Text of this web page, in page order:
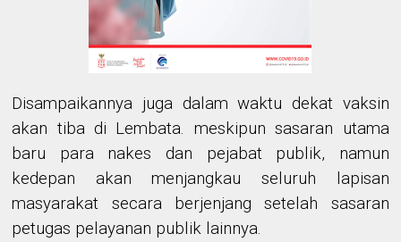
Disampaikannya juga dalam waktu dekat vaksin
akan tiba di Lembata. meskipun sasaran utama
baru para nakes dan pejabat publik, namun
kedepan akan menjangkau seluruh lapisan
masyarakat secara berjenjang setelah sasaran
petugas pelayanan publik lainnya.